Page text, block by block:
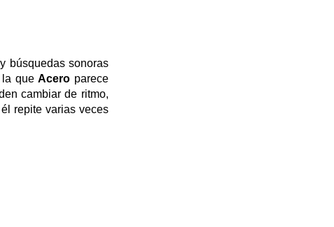
búsquedas sonoras
la queAcero parece
cambiar de ritmo,
repite varias veces